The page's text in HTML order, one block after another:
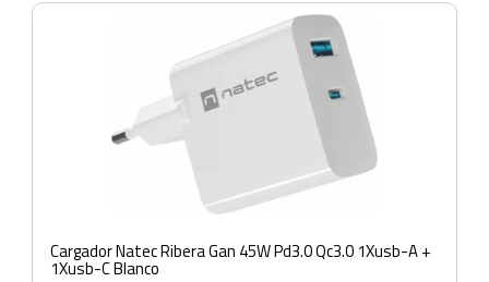
Cargador Natec Ribera Gan 45W Pd3.0 Qc3.0 1Xusb-A +
1Xusb-C Blanco